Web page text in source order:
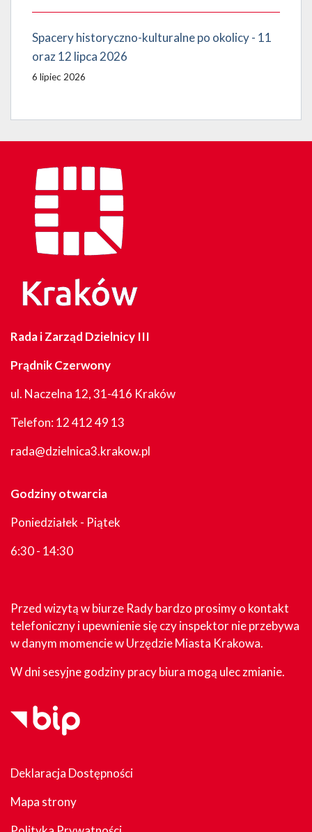
Spacery historyczno-kulturalne po okolicy - 11
oraz 12 lipca 2026
6 lipiec 2026
Rada i Zarząd Dzielnicy III
Prądnik Czerwony
ul. Naczelna 12, 31-416 Kraków
Telefon:12 412 49 13
rada@dzielnica3.krakow.pl
Godziny otwarcia
Poniedziałek - Piątek
6:30 - 14:30
Przed wizytą w biurze Rady bardzo prosimy o kontakt
telefoniczny i upewnienie się czy inspektor nie przebywa
w danym momencie w Urzędzie Miasta Krakowa.
W dni sesyjne godziny pracy biura mogą ulec zmianie.
Deklaracja Dostępności
Mapa strony